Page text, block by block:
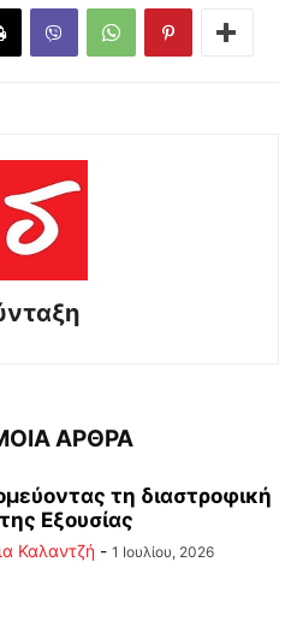
ΑΡΘΡΑ
τη διαστροφική
Εξουσίας
Καλαντζή - 1 Ιουλίου, 2026